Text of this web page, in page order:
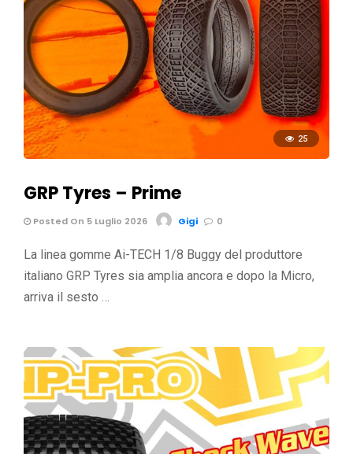
25
GRP Tyres – Prime
Posted On 5 Luglio 2026 Gigi 0
La linea gomme Ai-TECH 1/8 Buggy del produttore
italiano GRP Tyres sia amplia ancora e dopo la Micro,
arriva il sesto …